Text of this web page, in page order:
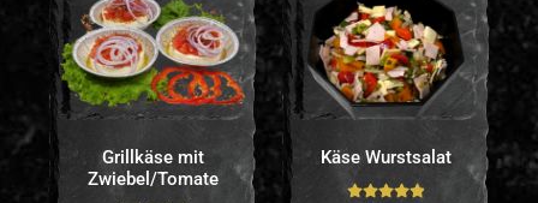
Grillkäse mit
Zwiebel/Tomate
Käse Wurstsalat